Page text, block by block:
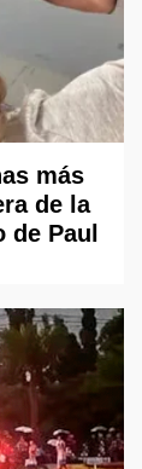
más
de la
Paul